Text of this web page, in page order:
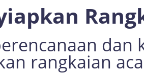
rangkaian